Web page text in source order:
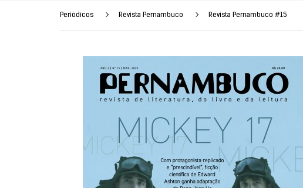
Periódicos Revista Pernambuco Revista Pernambuco #15